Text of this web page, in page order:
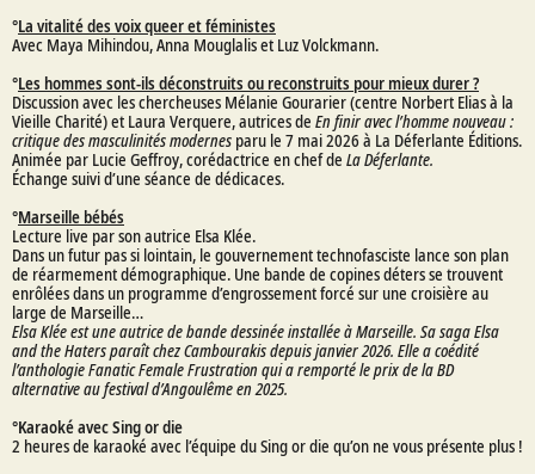
°La vitalité des voix queer et féministes
Avec Maya Mihindou, Anna Mouglalis et Luz Volckmann.
°Les hommes sont-ils déconstruits ou reconstruits pour mieux durer ?
Discussion avec les chercheuses Mélanie Gourarier (centre Norbert Elias à la
Vieille Charité) et Laura Verquere, autrices de En finir avec l’homme nouveau :
critique des masculinités modernes paru le 7 mai 2026 à La Déferlante Éditions.
Animée par Lucie Geffroy, corédactrice en chef de La Déferlante.
Échange suivi d’une séance de dédicaces.
°Marseille bébés
Lecture live par son autrice Elsa Klée.
Dans un futur pas si lointain, le gouvernement technofasciste lance son plan
de réarmement démographique. Une bande de copines déters se trouvent
enrôlées dans un programme d’engrossement forcé sur une croisière au
large de Marseille…
Elsa Klée est une autrice de bande dessinée installée à Marseille. Sa saga Elsa
and the Haters paraît chez Cambourakis depuis janvier 2026. Elle a coédité
l’anthologie Fanatic Female Frustration qui a remporté le prix de la BD
alternative au festival d’Angoulême en 2025.
°Karaoké avec Sing or die
2 heures de karaoké avec l’équipe du Sing or die qu’on ne vous présente plus !